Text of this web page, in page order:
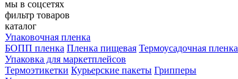
мы в соцсетях
фильтр товаров
каталог
Упаковочная пленка
БОПП пленка Пленка пищевая Термоусадочная пленка
Упаковка для маркетплейсов
Термоэтикетки Курьерские пакеты Грипперы